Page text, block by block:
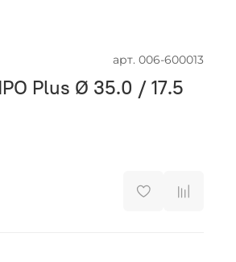
арт. 006-600013
Plus Ø 35.0 / 17.5